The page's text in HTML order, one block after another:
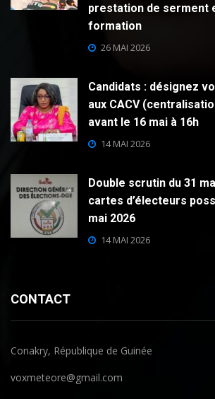
prestation de serment
formation
26 MAI 2026
Candidats : désignez
aux CACV
avant le 16 mai à 16h
14 MAI 2026
Double scrutin du 31
cartes d’électeurs
mai 2026
14 MAI 2026
CONTACT
Conakry, République de Guinée
voxmeteore@gmail.com